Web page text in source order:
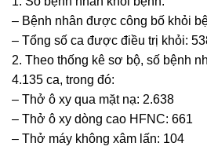
– Bệnh nhân được công bố khỏi
– Tổng số ca được điều trị khỏi:
2. Theo thống kê sơ bộ, số bệnh
4.135 ca, trong đó:
– Thở ô xy qua mặt nạ: 2.638
– Thở ô xy dòng cao HFNC: 661
– Thở máy không xâm lấn: 104